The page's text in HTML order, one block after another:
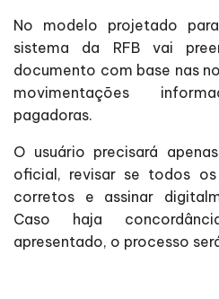
No modelo projetado
sistema da RFB vai
documento com base nas
movimentações
pagadoras.
O usuário precisará
oficial, revisar se todos
corretos e assinar
Caso haja
apresentado, o processo